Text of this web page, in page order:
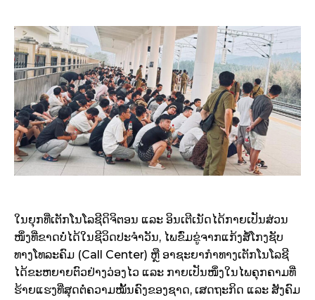
ໃນຍຸກທີ່ເຕັກໂນໂລຊີດິຈິຕອນ ແລະ ອິນເຕີເນັດໄດ້ກາຍເປັນສ່ວນ
ໜຶ່ງທີ່ຂາດບໍ່ໄດ້ໃນຊີວິດປະຈຳວັນ, ໄພຂົ່ມຂູ່ຈາກແກ້ງສໍ້ໂກງຊັບ
ທາງໂທລະຄົມ (Call Center) ຫຼື ອາຊະຍາກຳທາງເຕັກໂນໂລຊີ
ໄດ້ຂະຫຍາຍຕົວຢ່າງວ່ອງໄວ ແລະ ກາຍເປັນໜຶ່ງໃນໄພຄຸກຄາມທີ່
ຮ້າຍແຮງທີ່ສຸດຕໍ່ຄວາມໝັ້ນຄົງຂອງຊາດ, ເສດຖະກິດ ແລະ ສັງຄົມ